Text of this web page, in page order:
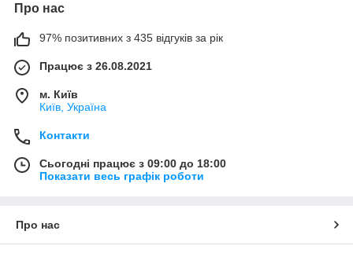
Про нас
97% позитивних з 435 відгуків за рік
Працює з 26.08.2021
м. Київ
Київ, Україна
Контакти
Сьогодні працює з 09:00 до 18:00
Показати весь графік роботи
Про нас